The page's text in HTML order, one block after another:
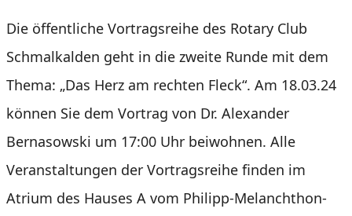
Die öffentliche Vortragsreihe des Rotary Club
Schmalkalden geht in die zweite Runde mit dem
Thema: „Das Herz am rechten Fleck“. Am 18.03.24
können Sie dem Vortrag von Dr. Alexander
Bernasowski um 17:00 Uhr beiwohnen. Alle
Veranstaltungen der Vortragsreihe finden im
Atrium des Hauses A vom Philipp-Melanchthon-